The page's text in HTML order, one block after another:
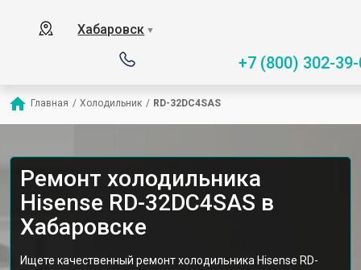
Хабаровск ▼
+7 (800) 302-
Главная / Холодильник / RD-32DC4SAS
Ремонт холодильника
Hisense RD-32DC4SAS в
Хабаровске
Ищете качественный ремонт холодильника Hisense RD-